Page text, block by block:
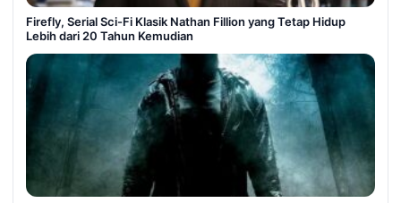
Firefly, Serial Sci-Fi Klasik Nathan Fillion yang Tetap Hidup
Lebih dari 20 Tahun Kemudian